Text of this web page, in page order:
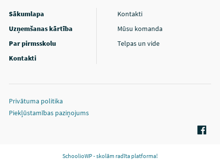
Sākumlapa
Uzņemšanas kārtība
Par pirmsskolu
Kontakti
Kontakti
Mūsu komanda
Telpas un vide
Privātuma politika
Piekļūstamības paziņojums
SchoolioWP - skolām radīta platforma!